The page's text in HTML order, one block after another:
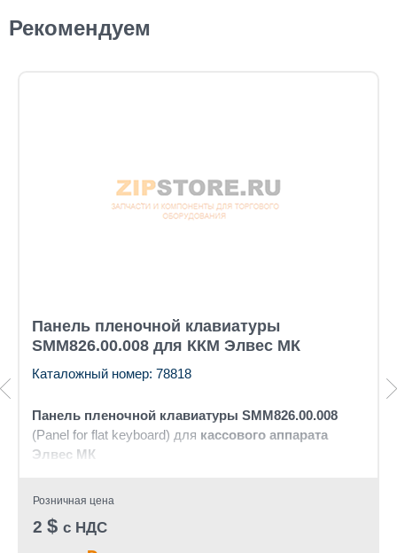
Рекомендуем
Панель пленочной клавиатуры
SMM826.00.008 для ККМ Элвес МК
Каталожный номер: 78818
Панель пленочной клавиатуры SMM826.00.008
(Panel for flat keyboard) для кассового аппарата
Элвес МК
Розничная цена
2 $ с НДС